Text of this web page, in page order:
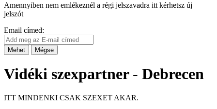
Amennyiben nem emlékeznél a régi jelszavadra itt kérhetsz új
jelszót
Email címed:
Mehet Mégse
Vidéki szexpartner - Debrecen
ITT MINDENKI CSAK SZEXET AKAR.